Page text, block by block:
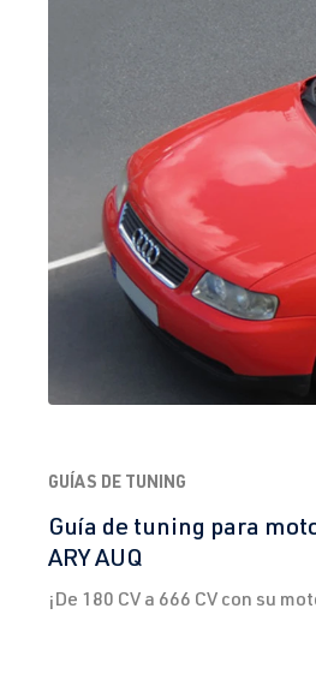
GUÍAS DE TUNING
Guía de tuning para
ARY AUQ
¡De 180 CV a 666 CV con su